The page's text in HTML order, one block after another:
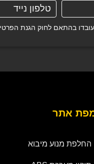
הגנת הפרטיות, התשמ"א–1981 (כולל
אתר
החלפת מנוע מיבוא